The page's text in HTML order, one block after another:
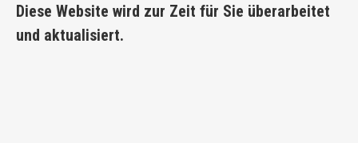
Diese Website wird zur Zeit für Sie überarbeitet
und aktualisiert.